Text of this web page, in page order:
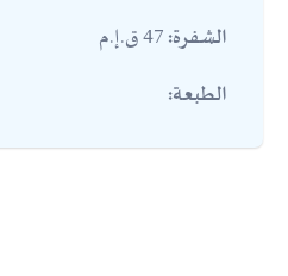
الشفرة:
الطبعة: